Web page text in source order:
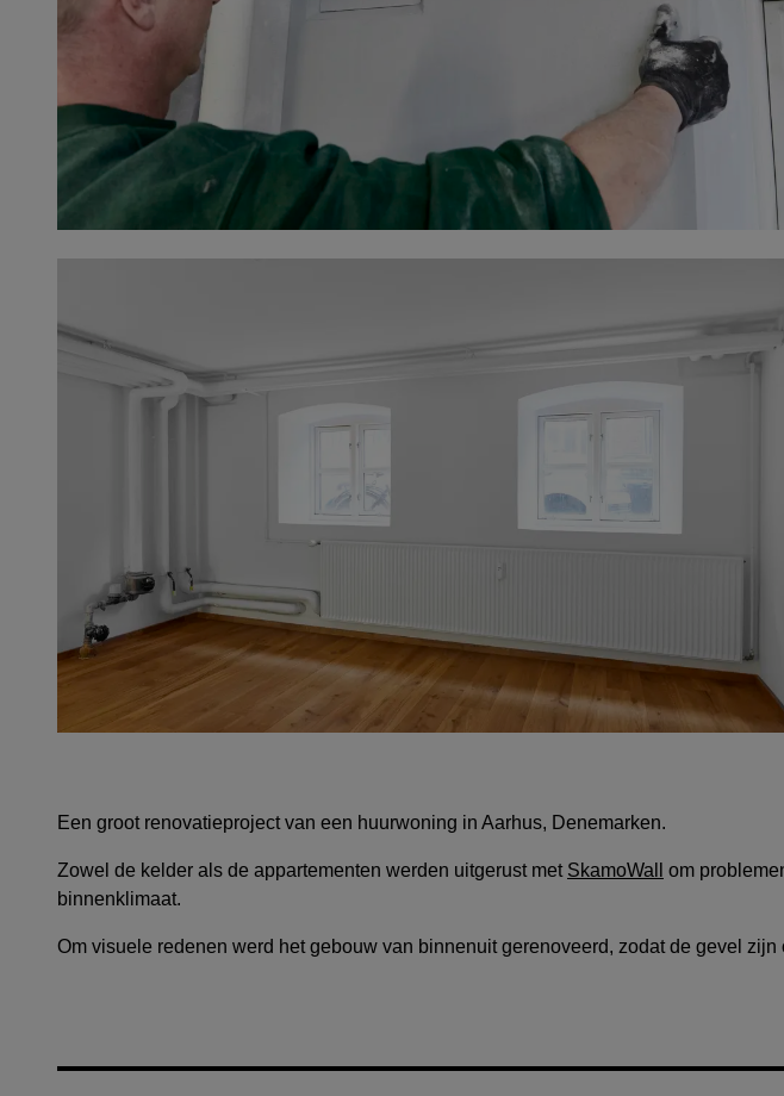
Een groot renovatieproject van een huurwoning in Aarhus, Denemarken.
Zowel de kelder als de appartementen werden uitgerust met SkamoWall
om
binnenklimaat.
Om visuele redenen werd het gebouw van binnenuit gerenoveerd, zodat de gevel